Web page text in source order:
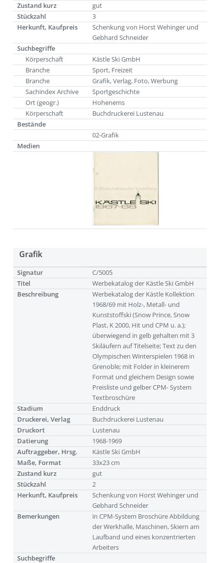
Zustand kurz
gut
Stückzahl
3
Herkunft, Kaufpreis
Schenkung von Horst Wehinger und
Gebhard Schneider
Suchbegriffe
Körperschaft
Kästle Ski GmbH
Branche
Sport, Freizeit
Branche
Grafik, Verlag, Foto, Werbung
Sachindex Archive
Sportgeschichte
Ort (geogr.)
Hohenems
Körperschaft
Buchdruckerei Lustenau
Bestände
02-Grafik
Medien
Grafik
Signatur
C/5005
Titel
Werbekatalog der Kästle Ski GmbH
Beschreibung
Werbekatalog der Kästle Kollektion
1968/69 mit Holz-, Metall- und
Kunststoffski (Snow Prince, Snow
Plast, K 2000, Hit und CPM u. a.);
überwiegend in gelb gehalten mit 3
Skiläufern auf Titelseite; Text zu den
Olympischen Winterspielen 1968 in
Grenoble; mit Folder in kleinerem
Format und gleichem Design sowie
Preisliste und gelber CPM- System
Textbroschüre
Stadium
Enddruck
Druckerei, Verlag
Buchdruckerei Lustenau
Druckort
Lustenau
Datierung
1968-1969
Auftraggeber, Hrsg.
Kästle Ski GmbH
Maße, Format
33x23 cm
Zustand kurz
gut
Stückzahl
2
Herkunft, Kaufpreis
Schenkung von Horst Wehinger und
Gebhard Schneider
Bemerkungen
in CPM-System Broschüre Abbildung
der Werkhalle, Maschinen, Skiern am
Laufband und eines konzentrierten
Arbeiters
Suchbegriffe